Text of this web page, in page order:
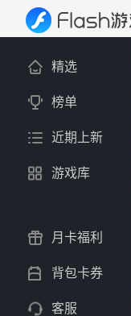
精选
榜单
近期上新
游戏库
月卡福利
背包卡券
客服